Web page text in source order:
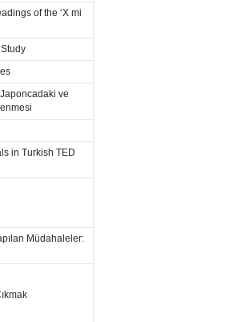
of the ‘X mi
ve
in Turkish TED
Müdahaleler: